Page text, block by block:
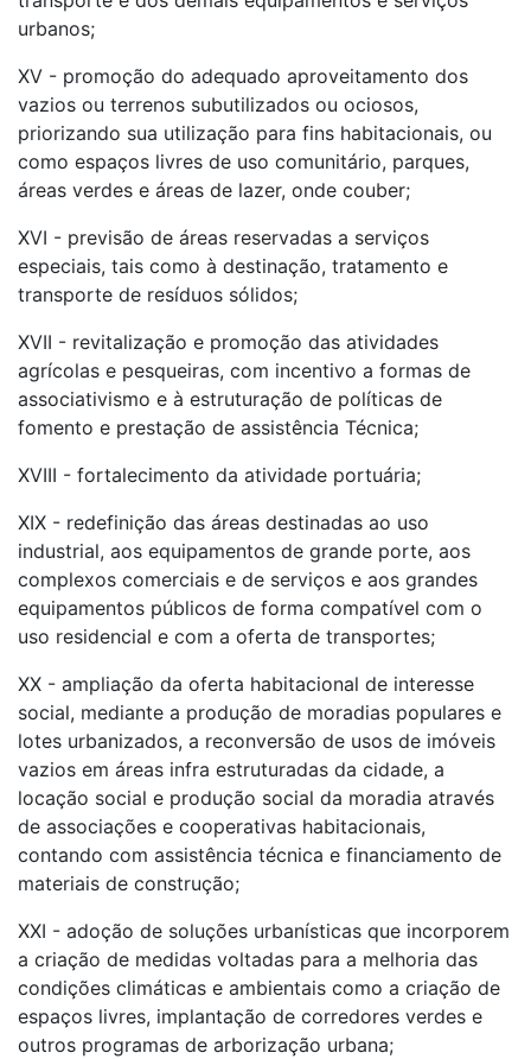
urbanos;
XV - promoção do adequado aproveitamento dos
vazios ou terrenos subutilizados ou ociosos,
priorizando sua utilização para fins habitacionais, ou
como espaços livres de uso comunitário, parques,
áreas verdes e áreas de lazer, onde couber;
XVI - previsão de áreas reservadas a serviços
especiais, tais como à destinação, tratamento e
transporte de resíduos sólidos;
XVII - revitalização e promoção das atividades
agrícolas e pesqueiras, com incentivo a formas de
associativismo e à estruturação de políticas de
fomento e prestação de assistência Técnica;
XVIII - fortalecimento da atividade portuária;
XIX - redefinição das áreas destinadas ao uso
industrial, aos equipamentos de grande porte, aos
complexos comerciais e de serviços e aos grandes
equipamentos públicos de forma compatível com o
uso residencial e com a oferta de transportes;
XX - ampliação da oferta habitacional de interesse
social, mediante a produção de moradias populares e
lotes urbanizados, a reconversão de usos de imóveis
vazios em áreas infra estruturadas da cidade, a
locação social e produção social da moradia através
de associações e cooperativas habitacionais,
contando com assistência técnica e financiamento de
materiais de construção;
XXI - adoção de soluções urbanísticas que incorporem
a criação de medidas voltadas para a melhoria das
condições climáticas e ambientais como a criação de
espaços livres, implantação de corredores verdes e
outros programas de arborização urbana;